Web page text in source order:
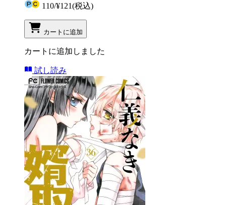
110/¥121(税込)
カートに追加
カートに追加しました
試し読み